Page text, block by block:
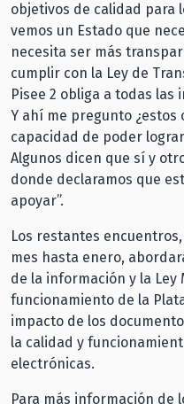
objetivos de calidad para
vemos un Estado que
necesita ser más
cumplir con la Ley de
Pisee 2 obliga a todas las
Y ahí me pregunto ¿estos
capacidad de poder
Algunos dicen que sí y
donde declaramos que
apoyar”.
Los restantes
mes hasta enero,
de la información y la Ley
funcionamiento de la
impacto de los
la calidad y
electrónicas.
Para más información de